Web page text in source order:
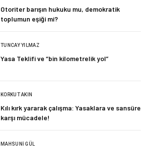
Otoriter barışın hukuku mu, demokratik
toplumun eşiği mi?
TUNCAY YILMAZ
Yasa Teklifi ve “bin kilometrelik yol”
KORKUT AKIN
Kılı kırk yararak çalışma: Yasaklara ve sansüre
karşı mücadele!
MAHSUNI GÜL